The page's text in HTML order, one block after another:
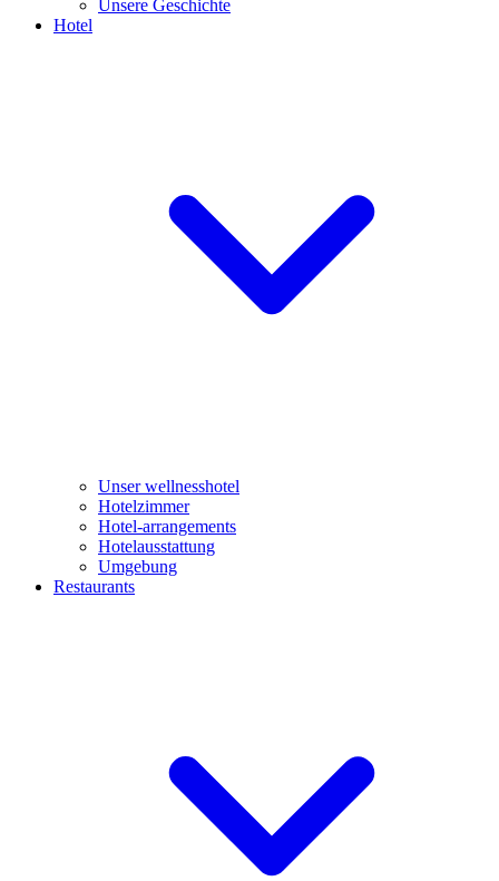
Unsere Geschichte
Hotel
Unser wellnesshotel
Hotelzimmer
Hotel-arrangements
Hotelausstattung
Umgebung
Restaurants